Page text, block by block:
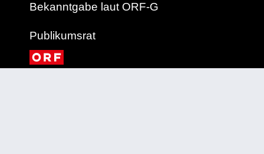
Bekanntgabe laut ORF-G
Publikumsrat